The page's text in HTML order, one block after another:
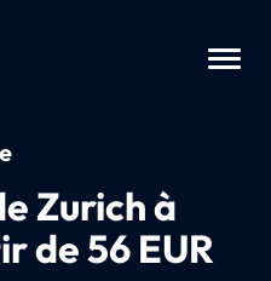
Zurich à
de 56 EUR